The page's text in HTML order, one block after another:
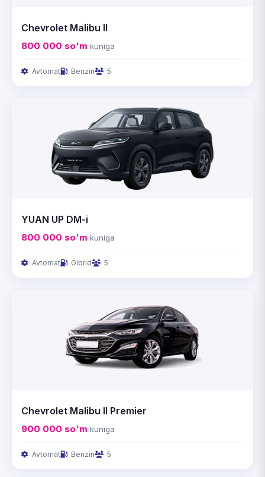
Chevrolet Malibu II
800 000 so'm kuniga
Avtomat Benzin 5
YUAN UP DM-i
800 000 so'm kuniga
Avtomat Gibrid 5
Chevrolet Malibu II Premier
900 000 so'm kuniga
Avtomat Benzin 5